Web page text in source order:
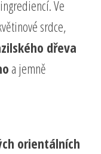
Ve
srdce,
dřeva
a jemně
orientálních